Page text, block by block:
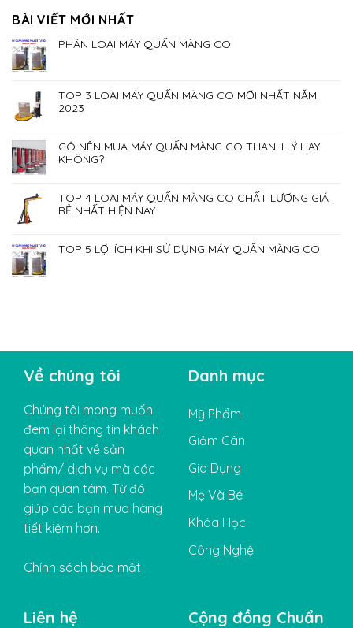
BÀI VIẾT MỚI NHẤT
PHÂN LOẠI MÁY QUẤN MÀNG CO
TOP 3 LOẠI MÁY QUẤN MÀNG CO MỚI NHẤT NĂM
2023
CÓ NÊN MUA MÁY QUẤN MÀNG CO THANH LÝ HAY
KHÔNG?
TOP 4 LOẠI MÁY QUẤN MÀNG CO CHẤT LƯỢNG GIÁ
RẺ NHẤT HIỆN NAY
TOP 5 LỢI ÍCH KHI SỬ DỤNG MÁY QUẤN MÀNG CO
Về chúng tôi
Chúng tôi mong muốn
đem lại thông tin khách
quan nhất về sản
phẩm/ dịch vụ mà các
bạn quan tâm. Từ đó
giúp các bạn mua hàng
tiết kiệm hơn.
Chính sách bảo mật
Danh mục
Mỹ Phẩm
Giảm Cân
Gia Dụng
Mẹ Và Bé
Khóa Học
Công Nghệ
Liên hệ Cộng đồng Chuẩn